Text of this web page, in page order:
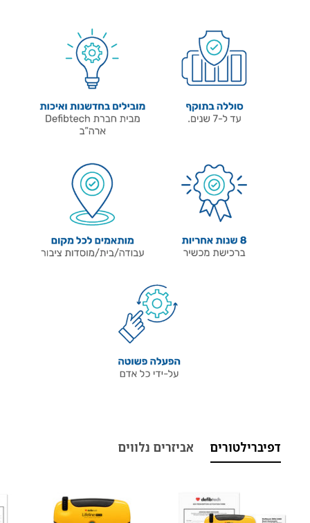
דפיברילטורים אביזרים נלווים